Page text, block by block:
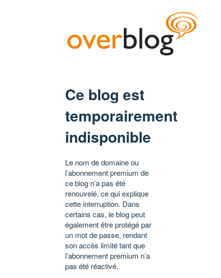
Ce blog est
temporairement
indisponible
Le nom de domaine ou
l’abonnement premium de
ce blog n’a pas été
renouvelé, ce qui explique
cette interruption. Dans
certains cas, le blog peut
également être protégé par
un mot de passe, rendant
son accès limité tant que
l’abonnement premium n’a
pas été réactivé.